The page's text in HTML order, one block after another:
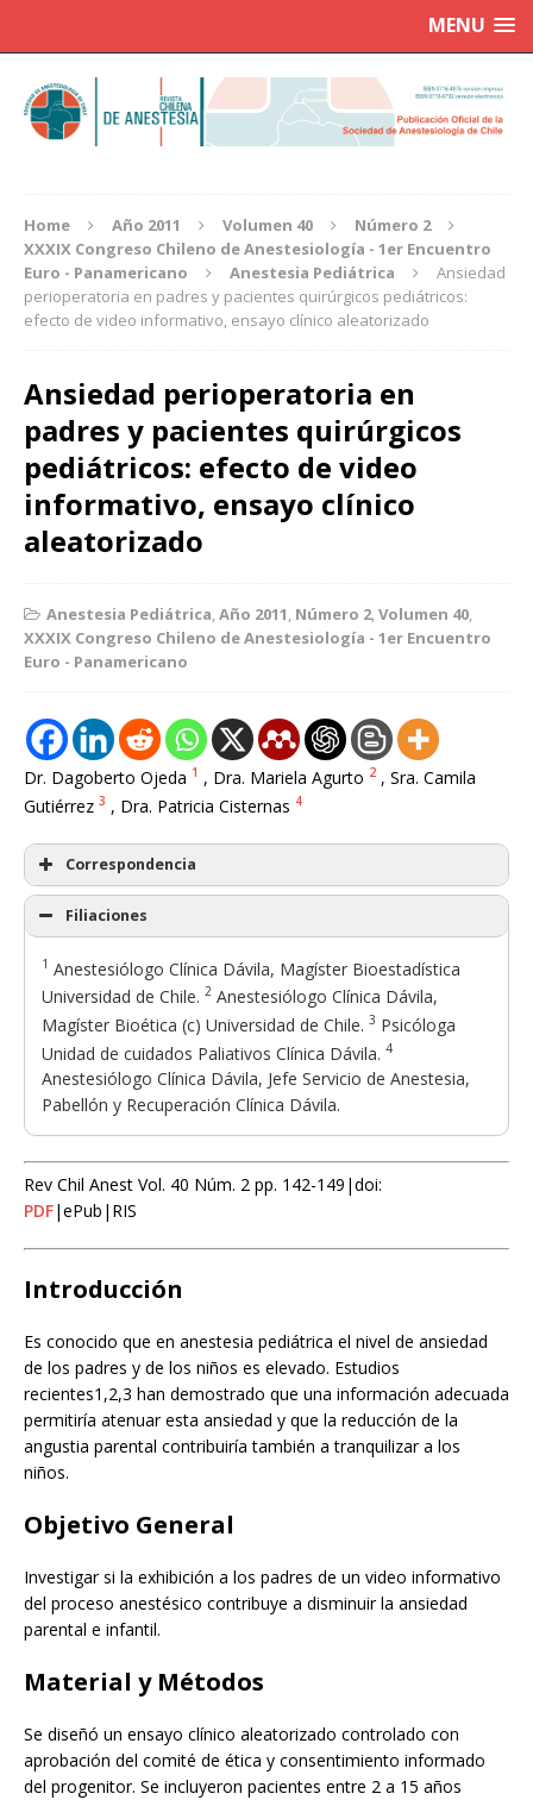
MENU
Home Año 2011 Volumen 40
Número 2
XXXIX Congreso Chileno de Anestesiología - 1er Encuentro
Euro - Panamericano
Anestesia Pediátrica
Ansiedad
perioperatoria en padres y pacientes quirúrgicos pediátricos:
efecto de video informativo, ensayo clínico aleatorizado
Ansiedad perioperatoria en
padres y pacientes quirúrgicos
pediátricos: efecto de video
informativo, ensayo clínico
aleatorizado
Anestesia Pediátrica,Año 2011, Número 2,Volumen 40,
XXXIX Congreso Chileno de Anestesiología - 1er Encuentro
Euro - Panamericano
Dr. Dagoberto Ojeda 1 , Dra. Mariela Agurto 2 , Sra. Camila
Gutiérrez 3 , Dra. Patricia Cisternas 4
Correspondencia
Filiaciones
1 Anestesiólogo Clínica Dávila, Magíster Bioestadística
Universidad de Chile. 2 Anestesiólogo Clínica Dávila,
Magíster Bioética (c) Universidad de Chile. 3 Psicóloga
Unidad de cuidados Paliativos Clínica Dávila. 4
Anestesiólogo Clínica Dávila, Jefe Servicio de Anestesia,
Pabellón y Recuperación Clínica Dávila.
Rev Chil Anest Vol. 40 Núm. 2 pp. 142-149|doi:
PDF|ePub|RIS
Introducción
Es conocido que en anestesia pediátrica el nivel de ansiedad
de los padres y de los niños es elevado. Estudios
recientes1,2,3 han demostrado que una información adecuada
permitiría atenuar esta ansiedad y que la reducción de la
angustia parental contribuiría también a tranquilizar a los
niños.
Objetivo General
Investigar si la exhibición a los padres de un video informativo
del proceso anestésico contribuye a disminuir la ansiedad
parental e infantil.
Material y Métodos
Se diseñó un ensayo clínico aleatorizado controlado con
aprobación del comité de ética y consentimiento informado
del progenitor. Se incluyeron pacientes entre 2 a 15 años